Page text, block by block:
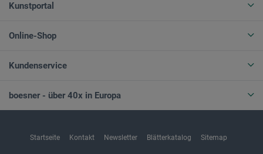
Kunstportal
Online-Shop
Kundenservice
boesner - über 40x in Europa
Startseite Kontakt Newsletter Blätterkatalog Sitemap